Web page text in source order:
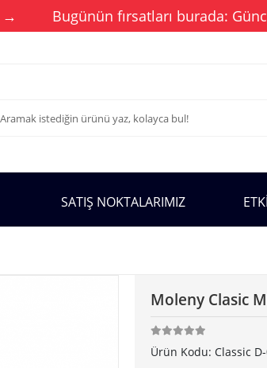
Bugünün fırsatları burada: Güncel
SATIŞ NOKTALARIMIZ
Moleny Clasic
Ürün Kodu: Classic